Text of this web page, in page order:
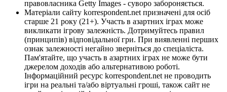
правовласника Getty Images - суворо забороняється.
Матеріали сайту korrespondent.net призначені для осіб
старше 21 року (21+). Участь в азартних іграх може
викликати ігрову залежність. Дотримуйтесь правил
(принципів) відповідальної гри. При виявленні перших
ознак залежності негайно зверніться до спеціаліста.
Пам'ятайте, що участь в азартних іграх не може бути
джерелом доходів або альтернативою роботі.
Інформаційний ресурс korrespondent.net не проводить
ігри на реальні та/або віртуальні гроші, також сайт не